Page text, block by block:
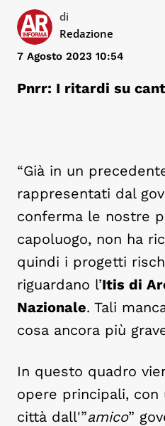
di
Redazione
7 Agosto 2023 10:54
Pnrr: I ritardi su
“Già in un
rappresentati dal
conferma le nostre
capoluogo, non ha
quindi i progetti
riguardano l’Itis di
Nazionale. Tali
cosa ancora più
In questo quadro
opere principali,
città dall'”amico”